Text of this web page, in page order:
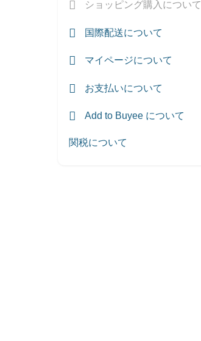
ショッピング購入について
国際配送について
マイページについて
お支払いについて
Add to Buyee について
関税について